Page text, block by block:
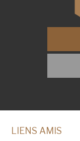
LIENS AMIS